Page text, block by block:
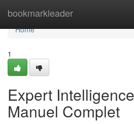
bookmarkleader
Home
Home
1
Expert
Manuel Complet